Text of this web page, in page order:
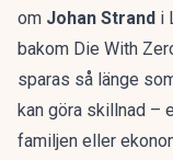
om Johan Strand i
bakom Die With
sparas så länge
kan göra skillnad –
familjen eller